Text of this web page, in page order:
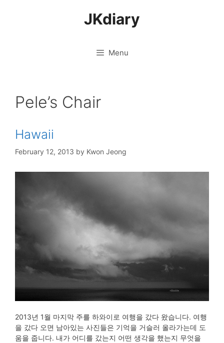
JKdiary
Menu
Pele’s Chair
Hawaii
February 12, 2013 by Kwon Jeong
2013년 1월 마지막 주를 하와이로 여행을 갔다 왔습니다. 여행
을 갔다 오면 남아있는 사진들은 기억을 거슬러 올라가는데 도
움을 줍니다. 내가 어디를 갔는지 어떤 생각을 했는지 무엇을